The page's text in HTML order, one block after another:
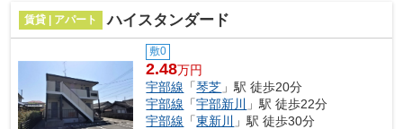
賃貸 | アパート ハイスタンダード
敷0
2.48万円
宇部線 「琴芝 」駅 徒歩20分
宇部線 「宇部新川
」駅 徒歩22分
宇部線 「東新川
」駅 徒歩30分